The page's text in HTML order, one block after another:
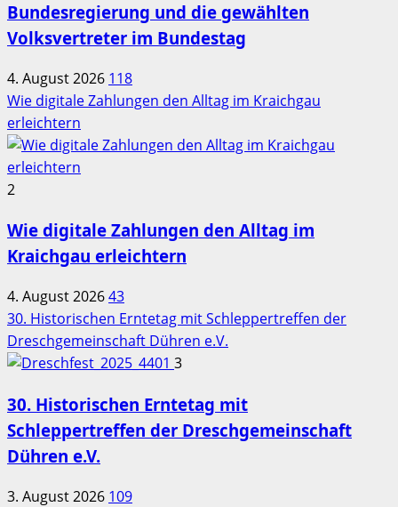
Bundesregierung und die gewählten
Volksvertreter im Bundestag
4. August 2026 118
Wie digitale Zahlungen den Alltag im Kraichgau
erleichtern
2
Wie digitale Zahlungen den Alltag im
Kraichgau erleichtern
4. August 202643
30. Historischen Erntetag mit Schleppertreffen der
Dreschgemeinschaft Dühren e.V.
3
30. Historischen Erntetag mit
Schleppertreffen der Dreschgemeinschaft
Dühren e.V.
3. August 2026 109